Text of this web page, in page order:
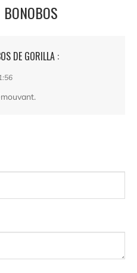
DE GORILLA :